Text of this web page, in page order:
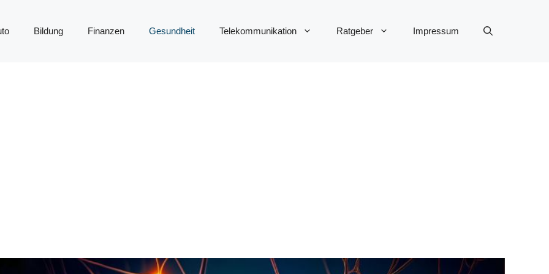
Bildung Finanzen Gesundheit Telekommunikation Ratgeber Impressum